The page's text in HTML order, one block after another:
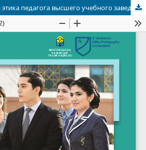
Профессиональная этика педагога высшего учебного заведения